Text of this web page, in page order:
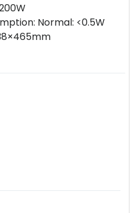
Normal: <0.5W